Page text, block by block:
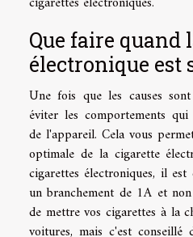
Que faire quand
électronique est
Une fois que les causes
éviter les comportements
de l'appareil. Cela vous
optimale de la cigarette
cigarettes électroniques, il
un branchement de 1A et
de mettre vos cigarettes à la
voitures, mais c'est